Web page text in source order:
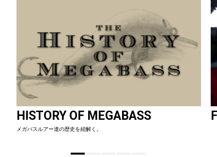
HISTORY OF MEGABASS
メガバスルアー達の歴史を紐解く。